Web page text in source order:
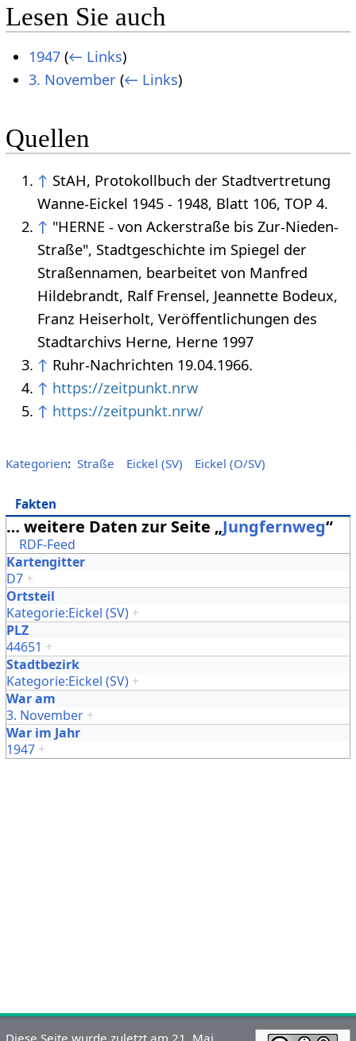
Lesen Sie auch
1947 (← Links)
3. November (← Links)
Quellen
↑ StAH, Protokollbuch der Stadtvertretung
Wanne-Eickel 1945 - 1948, Blatt 106, TOP 4.
↑ "HERNE - von Ackerstraße bis Zur-Nieden-
Straße", Stadtgeschichte im Spiegel der
Straßennamen, bearbeitet von Manfred
Hildebrandt, Ralf Frensel, Jeannette Bodeux,
Franz Heiserholt, Veröffentlichungen des
Stadtarchivs Herne, Herne 1997
↑ Ruhr-Nachrichten 19.04.1966.
↑ https://zeitpunkt.nrw
↑ https://zeitpunkt.nrw/
Kategorien: Straße Eickel (SV) Eickel (O/SV)
Fakten
… weitere Daten zur Seite „Jungfernweg“
RDF-Feed
Kartengitter
D7 +
Ortsteil
Kategorie:Eickel (SV) +
PLZ
44651 +
Stadtbezirk
Kategorie:Eickel (SV) +
War am
3. November +
War im Jahr
1947 +
Diese Seite wurde zuletzt am 21. Mai